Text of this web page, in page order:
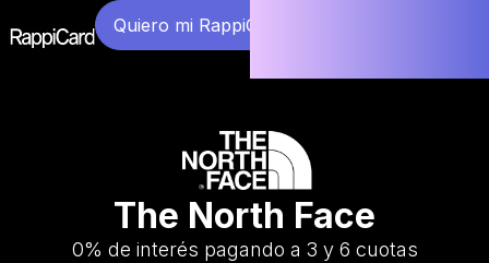
Quiero mi RappiCard
The North Face
0% de interés pagando a 3 y 6 cuotas